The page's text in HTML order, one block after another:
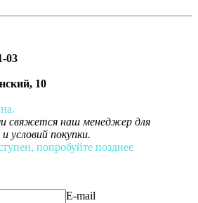
03
10
свяжется наш менеджер для
условий покупки.
попробуйте позднее
E-mail